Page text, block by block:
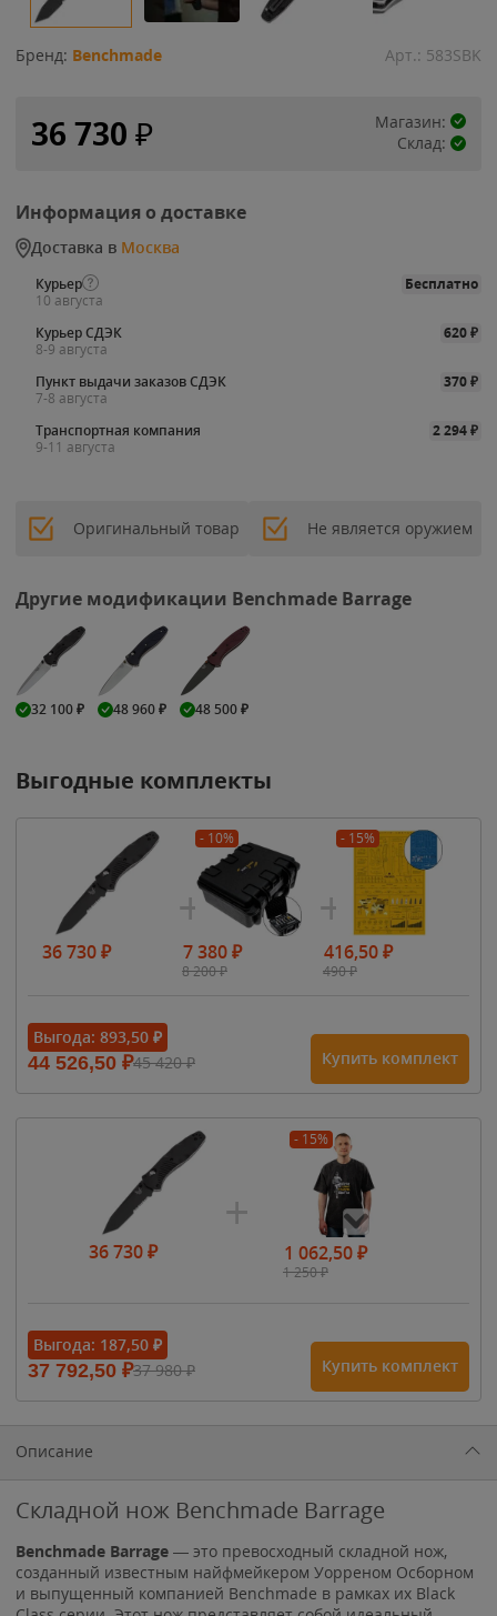
Бренд: Benchmade Арт.: 583SBK
36 730 ₽
Магазин:
Склад:
Информация о доставке
Доставка в Москва
Курьер
Бесплатно
10 августа
Курьер СДЭК
620₽
8-9 августа
Пункт выдачи заказов СДЭК
370₽
7-8 августа
Транспортная компания
2 294₽
9-11 августа
Оригинальный товар Не является оружием
Другие модификации Benchmade Barrage
32 100₽ 48 960₽ 48 500₽
Выгодные комплекты
36 730₽
- 10%
7 380₽
8 200₽
- 15%
416,50₽
490₽
Выгода: 893,50 ₽
44 526,50 ₽45 420₽ Купить комплект
36 730₽
- 15%
1 062,50₽
1 250₽
1 615₽
1 900₽1 900₽
Выгода: 187,50 ₽
37 792,50 ₽37 980₽ Купить комплект
Описание
Складной нож Benchmade Barrage
Benchmade Barrage — это превосходный складной нож,
созданный известным найфмейкером Уорреном Осборном
и выпущенный компанией Benchmade в рамках их Black